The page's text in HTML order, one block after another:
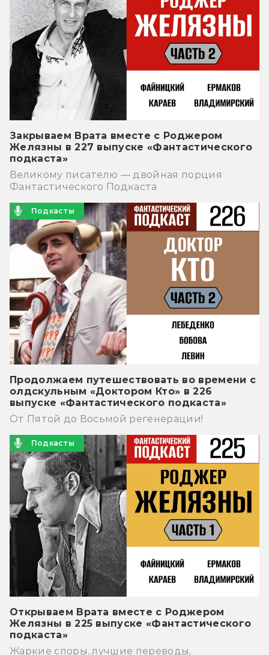
Закрываем Врата вместе с Роджером
Желязны в 227 выпуске «Фантастического
подкаста»
Великому писателю — двойная порция
Фантастического Подкаста
Подкасты
Продолжаем путешествовать во времени с
олдскульным «Доктором Кто» в 226
выпуске «Фантастического подкаста»
От Пятой до Восьмой регенерации!
Подкасты
Открываем Врата вместе с Роджером
Желязны в 225 выпуске «Фантастического
подкаста»
Жаркие споры, лучшие переводы,